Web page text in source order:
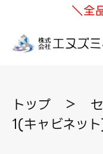
＼全
トップ ＞
1(キャビネッ